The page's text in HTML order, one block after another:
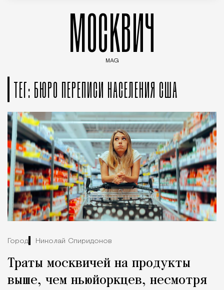
МОСКВИЧ
MAG
ТЕГ: БЮРО ПЕРЕПИСИ НАСЕЛЕНИЯ США
Город Николай Спиридонов
Траты москвичей на продукты
выше, чем ньюйоркцев, несмотря